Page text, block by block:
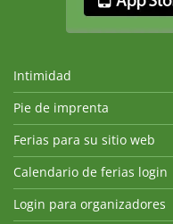
Intimidad
Pie de imprenta
Ferias para su sitio web
Calendario de ferias login
Login para organizadores